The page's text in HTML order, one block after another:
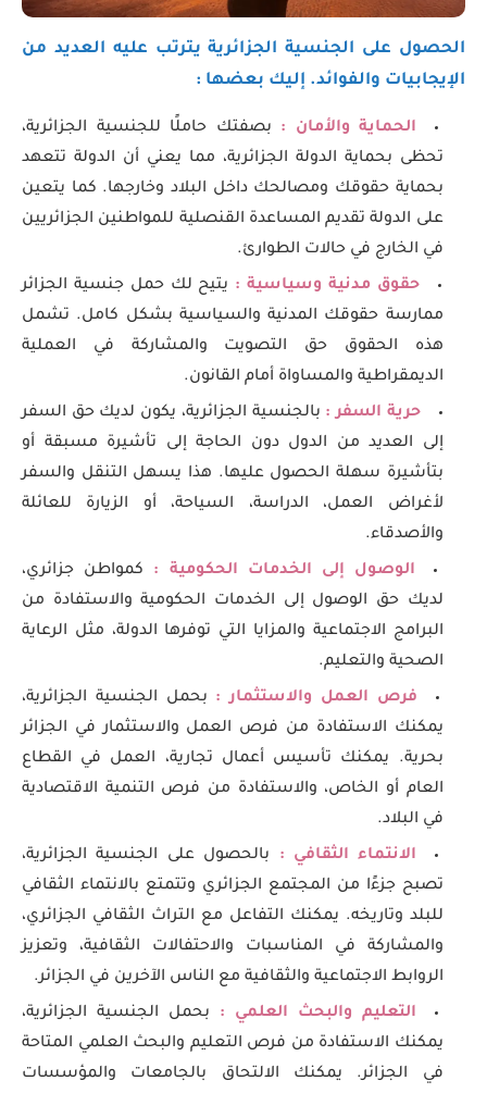
الحصول على الجنسية الجزائرية يترتب عليه العديد من
الإيجابيات والفوائد. إليك بعضها :
الحماية والأمان : بصفتك حاملًا للجنسية الجزائرية،
تحظى بحماية الدولة الجزائرية، مما يعني أن الدولة تتعهد
بحماية حقوقك ومصالحك داخل البلاد وخارجها. كما يتعين
على الدولة تقديم المساعدة القنصلية للمواطنين الجزائريين
في الخارج في حالات الطوارئ.
حقوق مدنية وسياسية : يتيح لك حمل جنسية الجزائر
ممارسة حقوقك المدنية والسياسية بشكل كامل. تشمل
هذه الحقوق حق التصويت والمشاركة في العملية
الديمقراطية والمساواة أمام القانون.
حرية السفر : بالجنسية الجزائرية، يكون لديك حق السفر
إلى العديد من الدول دون الحاجة إلى تأشيرة مسبقة أو
بتأشيرة سهلة الحصول عليها. هذا يسهل التنقل والسفر
لأغراض العمل، الدراسة، السياحة، أو الزيارة للعائلة
والأصدقاء.
الوصول إلى الخدمات الحكومية : كمواطن جزائري،
لديك حق الوصول إلى الخدمات الحكومية والاستفادة من
البرامج الاجتماعية والمزايا التي توفرها الدولة، مثل الرعاية
الصحية والتعليم.
فرص العمل والاستثمار : بحمل الجنسية الجزائرية،
يمكنك الاستفادة من فرص العمل والاستثمار في الجزائر
بحرية. يمكنك تأسيس أعمال تجارية، العمل في القطاع
العام أو الخاص، والاستفادة من فرص التنمية الاقتصادية
في البلاد.
الانتماء الثقافي :
بالحصول على الجنسية الجزائرية،
تصبح جزءًا من المجتمع الجزائري وتتمتع بالانتماء الثقافي
للبلد وتاريخه. يمكنك التفاعل مع التراث الثقافي الجزائري،
والمشاركة في المناسبات والاحتفالات الثقافية، وتعزيز
الروابط الاجتماعية والثقافية مع الناس الآخرين في الجزائر.
التعليم والبحث العلمي :
بحمل الجنسية الجزائرية،
يمكنك الاستفادة من فرص التعليم والبحث العلمي المتاحة
في الجزائر. يمكنك الالتحاق بالجامعات والمؤسسات